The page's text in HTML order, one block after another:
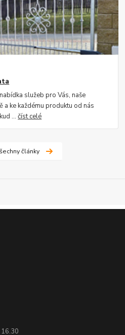
služeb pro Vás, naše
a ke každému produktu od nás
...číst celé
články